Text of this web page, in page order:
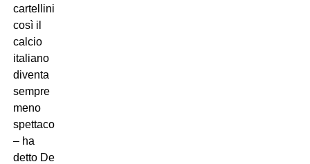
cartellini:
così il
calcio
italiano
diventa
sempre
meno
spettacolare
– ha
detto De